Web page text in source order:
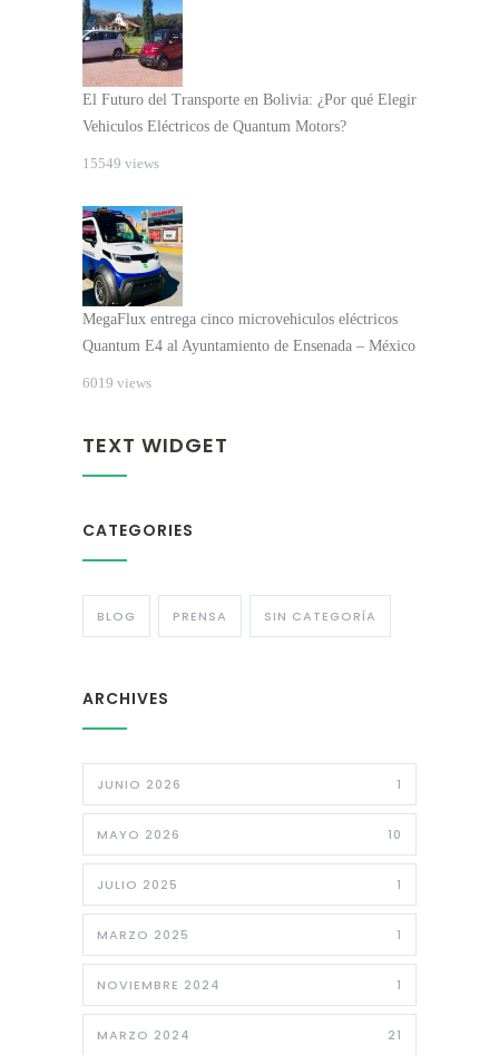
El Futuro del Transporte en Bolivia: ¿Por qué Elegir
Vehiculos Eléctricos de Quantum Motors?
15549 views
MegaFlux entrega cinco microvehiculos eléctricos
Quantum E4 al Ayuntamiento de Ensenada – México
6019 views
TEXT WIDGET
CATEGORIES
BLOG PRENSA SIN CATEGORÍA
ARCHIVES
JUNIO 2026 1
MAYO 2026 10
JULIO 2025 1
MARZO 2025 1
NOVIEMBRE 2024 1
MARZO 2024 21